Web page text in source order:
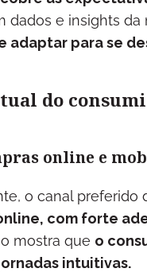
dados e insights
adaptar para se
do
online e
o canal
com forte
mostra que o
intuitivas.